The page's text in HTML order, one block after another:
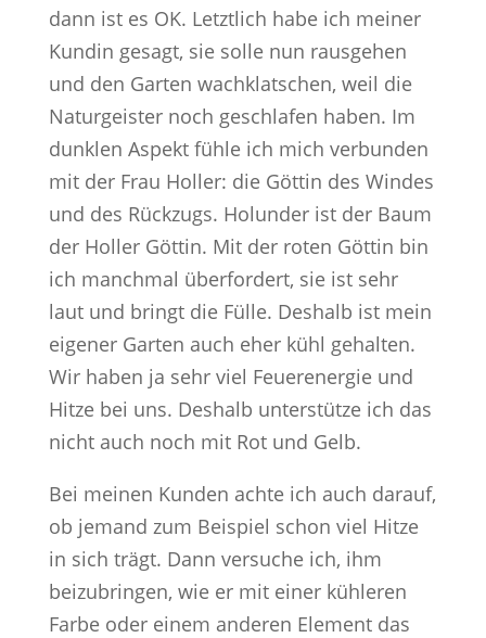
dann ist es OK. Letztlich habe ich meiner
Kundin gesagt, sie solle nun rausgehen
und den Garten wachklatschen, weil die
Naturgeister noch geschlafen haben. Im
dunklen Aspekt fühle ich mich verbunden
mit der Frau Holler: die Göttin des Windes
und des Rückzugs. Holunder ist der Baum
der Holler Göttin. Mit der roten Göttin bin
ich manchmal überfordert, sie ist sehr
laut und bringt die Fülle. Deshalb ist mein
eigener Garten auch eher kühl gehalten.
Wir haben ja sehr viel Feuerenergie und
Hitze bei uns. Deshalb unterstütze ich das
nicht auch noch mit Rot und Gelb.
Bei meinen Kunden achte ich auch darauf,
ob jemand zum Beispiel schon viel Hitze
in sich trägt. Dann versuche ich, ihm
beizubringen, wie er mit einer kühleren
Farbe oder einem anderen Element das